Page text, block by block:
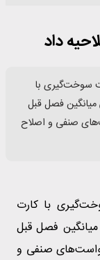
داد
سوخت‌گیری با
فصل قبل
صنفی و اصلاح
با کارت
فصل قبل
صنفی و